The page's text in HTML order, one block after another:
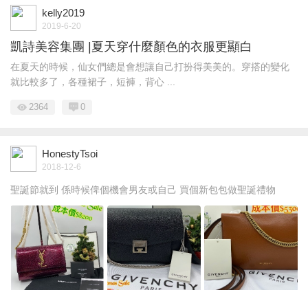
kelly2019
2019-6-20
凱詩美容集團 |夏天穿什麼顏色的衣服更顯白
在夏天的時候，仙女們總是會想讓自己打扮得美美的。穿搭的變化
就比較多了，各種裙子，短褲，背心 ...
2364 0
HonestyTsoi
2018-12-6
聖誕節就到 係時候俾個機會男友或自己 買個新包包做聖誕禮物